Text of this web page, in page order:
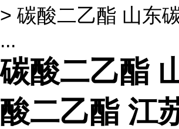
> 碳酸二乙酯 山东
...
碳酸二乙酯
酸二乙酯 江